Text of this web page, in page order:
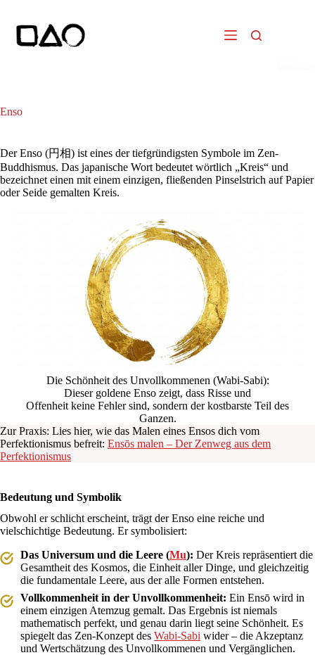
springen
Enso
Der Enso (円相) ist eines der tiefgründigsten Symbole im Zen-
Buddhismus. Das japanische Wort bedeutet wörtlich „Kreis“ und
bezeichnet einen mit einem einzigen, fließenden Pinselstrich auf Papier
oder Seide gemalten Kreis.
Die Schönheit des Unvollkommenen (Wabi-Sabi):
Dieser goldene Enso zeigt, dass Risse und
Offenheit keine Fehler sind, sondern der kostbarste Teil des
Ganzen.
Zur Praxis: Lies hier, wie das Malen eines Ensos dich vom
Perfektionismus befreit: Ensōs malen – Der Zenweg aus dem
Perfektionismus
Bedeutung und Symbolik
Obwohl er schlicht erscheint, trägt der Enso eine reiche und
vielschichtige Bedeutung. Er symbolisiert:
Das Universum und die Leere (Mu): Der Kreis repräsentiert die
Gesamtheit des Kosmos, die Einheit aller Dinge, und gleichzeitig
die fundamentale Leere, aus der alle Formen entstehen.
Vollkommenheit in der Unvollkommenheit: Ein Ensō wird in
einem einzigen Atemzug gemalt. Das Ergebnis ist niemals
mathematisch perfekt, und genau darin liegt seine Schönheit. Es
spiegelt das Zen-Konzept des Wabi-Sabi wider – die Akzeptanz
und Wertschätzung des Unvollkommenen und Vergänglichen.